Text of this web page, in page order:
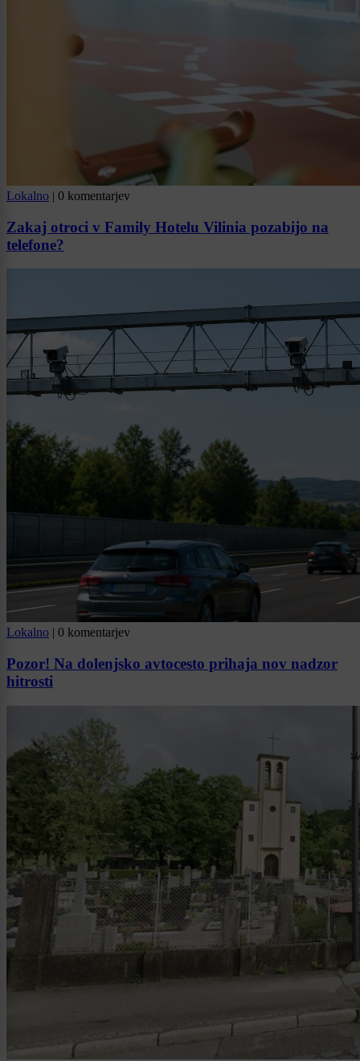
Lokalno | 0 komentarjev
Zakaj otroci v Family Hotelu Vilinia pozabijo na
telefone?
Lokalno | 0 komentarjev
Pozor! Na dolenjsko avtocesto prihaja nov nadzor
hitrosti